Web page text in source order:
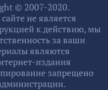
© 2007-2020.
не является
к действию, мы
за ваши
являются
издания
запрещено